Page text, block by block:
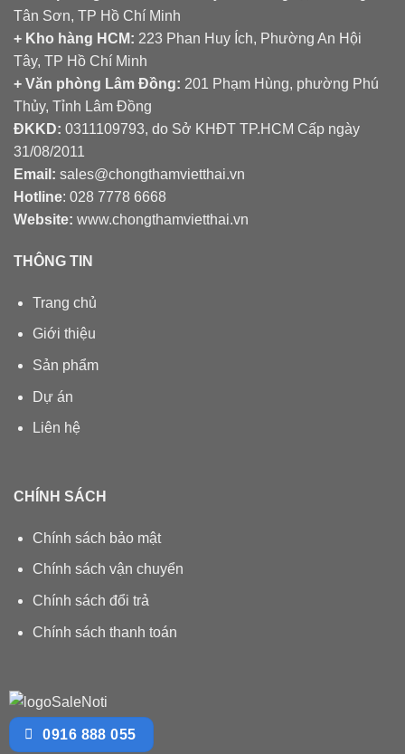
Tân Sơn, TP Hồ Chí Minh
+ Kho hàng HCM: 223 Phan Huy Ích, Phường An Hội
Tây, TP Hồ Chí Minh
+ Văn phòng Lâm Đồng: 201 Phạm Hùng, phường Phú
Thủy, Tỉnh Lâm Đồng
ĐKKD: 0311109793, do Sở KHĐT TP.HCM Cấp ngày
31/08/2011
Email: sales@chongthamvietthai.vn
Hotline: 028 7778 6668
Website: www.chongthamvietthai.vn
THÔNG TIN
Trang chủ
Giới thiệu
Sản phẩm
Dự án
Liên hệ
CHÍNH SÁCH
Chính sách bảo mật
Chính sách vận chuyển
Chính sách đổi trả
Chính sách thanh toán
0916 888 055